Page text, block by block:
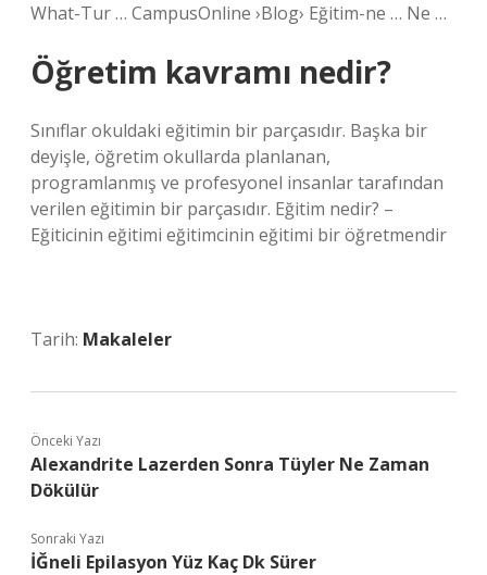
What-Tur … CampusOnline ›Blog› Eğitim-ne … Ne …
Öğretim kavramı nedir?
Sınıflar okuldaki eğitimin bir parçasıdır. Başka bir
deyişle, öğretim okullarda planlanan,
programlanmış ve profesyonel insanlar tarafından
verilen eğitimin bir parçasıdır. Eğitim nedir? –
Eğiticinin eğitimi eğitimcinin eğitimi bir öğretmendir
Tarih: Makaleler
Önceki Yazı
Alexandrite Lazerden Sonra Tüyler Ne Zaman
Dökülür
Sonraki Yazı
İĞneli Epilasyon Yüz Kaç Dk Sürer